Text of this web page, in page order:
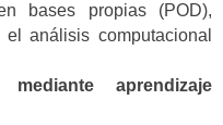
bases propias (POD),
análisis computacional
aprendizaje